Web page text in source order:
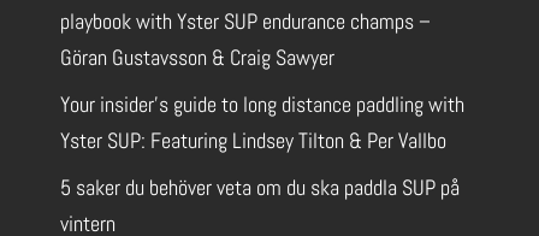
playbook with Yster SUP endurance champs –
Göran Gustavsson & Craig Sawyer
Your insider’s guide to long distance paddling with
Yster SUP: Featuring Lindsey Tilton & Per Vallbo
5 saker du behöver veta om du ska paddla SUP på
vintern